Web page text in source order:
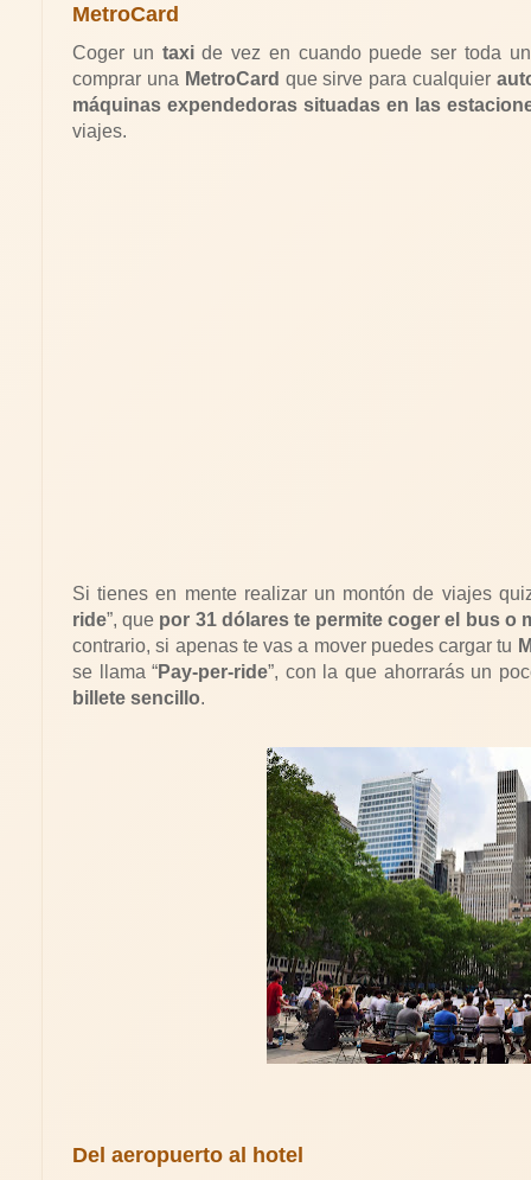
MetroCard
Coger un taxide vez en cuando puede ser toda
comprar una MetroCard que sirve para cualquier
máquinas expendedoras situadas en las
viajes.
Si tienes en mente realizar un montón de viajes
ride”, que por 31 dólares te permite coger el bus o
contrario, si apenas te vas a mover puedes cargar tu
se llama “Pay-per-ride”, con la que ahorrarás un
billete sencillo.
Del aeropuerto al hotel